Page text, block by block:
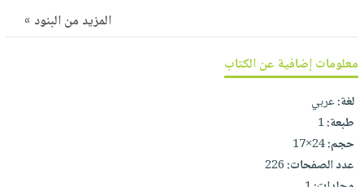
كتابك
معنا
المزيد من البنود »
معلومات إضافية عن الكتاب
لغة:عربي
طبعة:1
حجم:24×17
عدد الصفحات:226